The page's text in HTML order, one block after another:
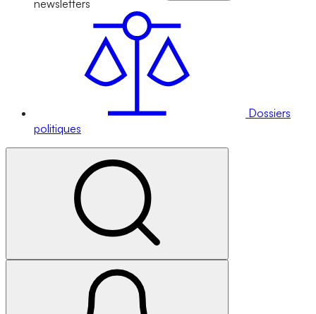
newsletters
Dossiers
politiques